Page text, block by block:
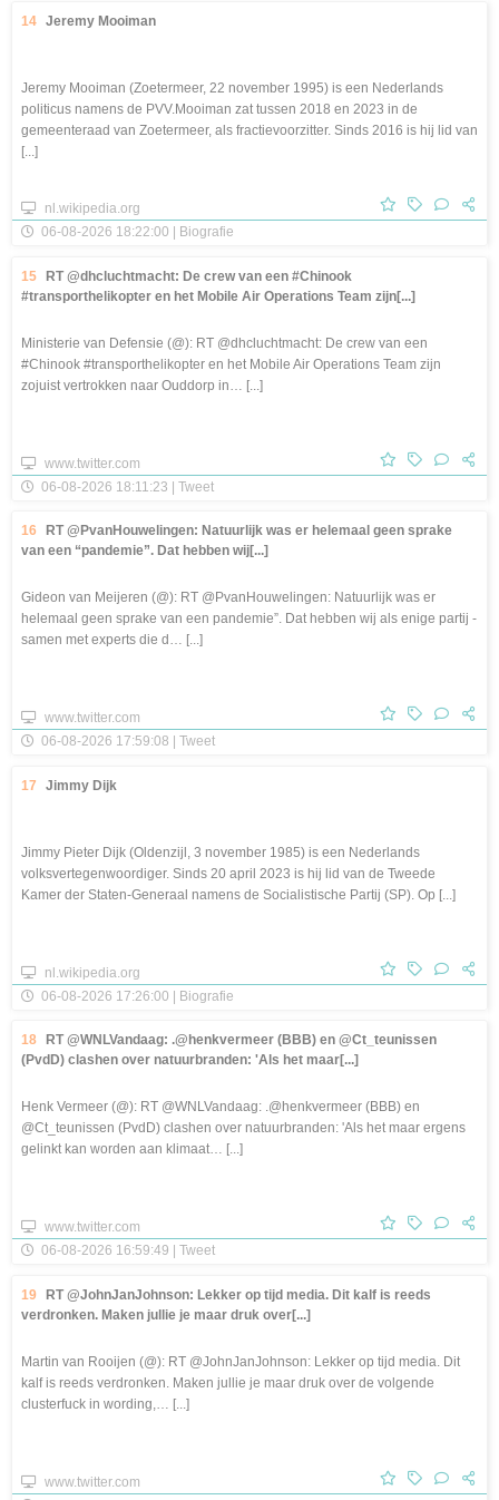
14 Jeremy Mooiman
Jeremy Mooiman (Zoetermeer, 22 november 1995) is een Nederlands
politicus namens de PVV.Mooiman zat tussen 2018 en 2023 in de
gemeenteraad van Zoetermeer, als fractievoorzitter. Sinds 2016 is hij lid van
[...]
nl.wikipedia.org
06-08-2026 18:22:00 | Biografie
15 RT @dhcluchtmacht: De crew van een #Chinook
#transporthelikopter en het Mobile Air Operations Team zijn[...]
Ministerie van Defensie (@): RT @dhcluchtmacht: De crew van een
#Chinook #transporthelikopter en het Mobile Air Operations Team zijn
zojuist vertrokken naar Ouddorp in… [...]
www.twitter.com
06-08-2026 18:11:23 | Tweet
16
RT @PvanHouwelingen: Natuurlijk was er helemaal geen sprake
van een “pandemie”. Dat hebben wij[...]
Gideon van Meijeren (@): RT @PvanHouwelingen: Natuurlijk was er
helemaal geen sprake van een pandemie”. Dat hebben wij als enige partij -
samen met experts die d… [...]
www.twitter.com
06-08-2026 17:59:08 | Tweet
17 Jimmy Dijk
Jimmy Pieter Dijk (Oldenzijl, 3 november 1985) is een Nederlands
volksvertegenwoordiger. Sinds 20 april 2023 is hij lid van de Tweede
Kamer der Staten-Generaal namens de Socialistische Partij (SP). Op [...]
nl.wikipedia.org
06-08-2026 17:26:00 | Biografie
18
RT @WNLVandaag: .@henkvermeer (BBB) en @Ct_teunissen
(PvdD) clashen over natuurbranden: 'Als het maar[...]
Henk Vermeer (@): RT @WNLVandaag: .@henkvermeer (BBB) en
@Ct_teunissen (PvdD) clashen over natuurbranden: 'Als het maar ergens
gelinkt kan worden aan klimaat… [...]
www.twitter.com
06-08-2026 16:59:49 | Tweet
19 RT @JohnJanJohnson: Lekker op tijd media. Dit kalf is reeds
verdronken. Maken jullie je maar druk over[...]
Martin van Rooijen (@): RT @JohnJanJohnson: Lekker op tijd media. Dit
kalf is reeds verdronken. Maken jullie je maar druk over de volgende
clusterfuck in wording,… [...]
www.twitter.com